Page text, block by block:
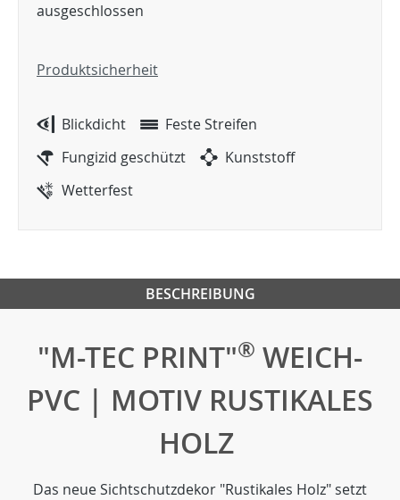
ausgeschlossen
Produktsicherheit
Blickdicht
Feste Streifen
Fungizid geschützt
Kunststoff
Wetterfest
BESCHREIBUNG
"M-TEC PRINT"® WEICH-
PVC | MOTIV RUSTIKALES
HOLZ
Das neue Sichtschutzdekor "Rustikales Holz" setzt